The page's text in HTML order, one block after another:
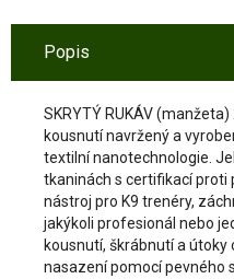
Popis
SKRYTÝ RUKÁV
kousnutí navržený a
textilní nanotechnologie.
tkaninách s certifikací proti
nástroj pro K9 trenéry,
jakýkoli profesionál nebo
kousnutí, škrábnutí a útoky
nasazení pomocí pevného